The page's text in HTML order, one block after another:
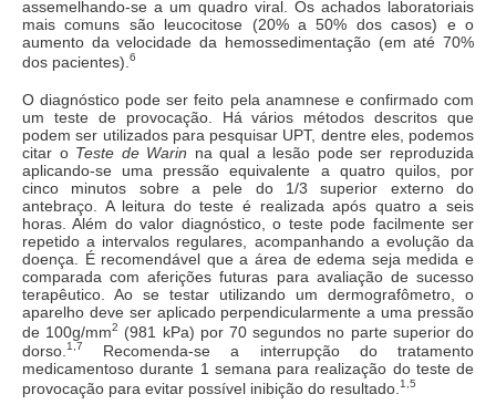
assemelhando-se a um quadro viral. Os achados laboratoriais
mais comuns são leucocitose (20% a 50% dos casos) e o
aumento da velocidade da hemossedimentação (em até 70%
dos pacientes). 6
O diagnóstico pode ser feito pela anamnese e confirmado com
um teste de provocação. Há vários métodos descritos que
podem ser utilizados para pesquisar UPT, dentre eles, podemos
citar o Teste de Warin na qual a lesão pode ser reproduzida
aplicando-se uma pressão equivalente a quatro quilos, por
cinco minutos sobre a pele do 1/3 superior externo do
antebraço. A leitura do teste é realizada após quatro a seis
horas. Além do valor diagnóstico, o teste pode facilmente ser
repetido a intervalos regulares, acompanhando a evolução da
doença. É recomendável que a área de edema seja medida e
comparada com aferições futuras para avaliação de sucesso
terapêutico. Ao se testar utilizando um dermografômetro, o
aparelho deve ser aplicado perpendicularmente a uma pressão
de 100g/mm2
(981 kPa) por 70 segundos no parte superior do
dorso. 1,7
Recomenda-se a interrupção do tratamento
medicamentoso durante 1 semana para realização do teste de
provocação para evitar possível inibição do resultado. 1,5